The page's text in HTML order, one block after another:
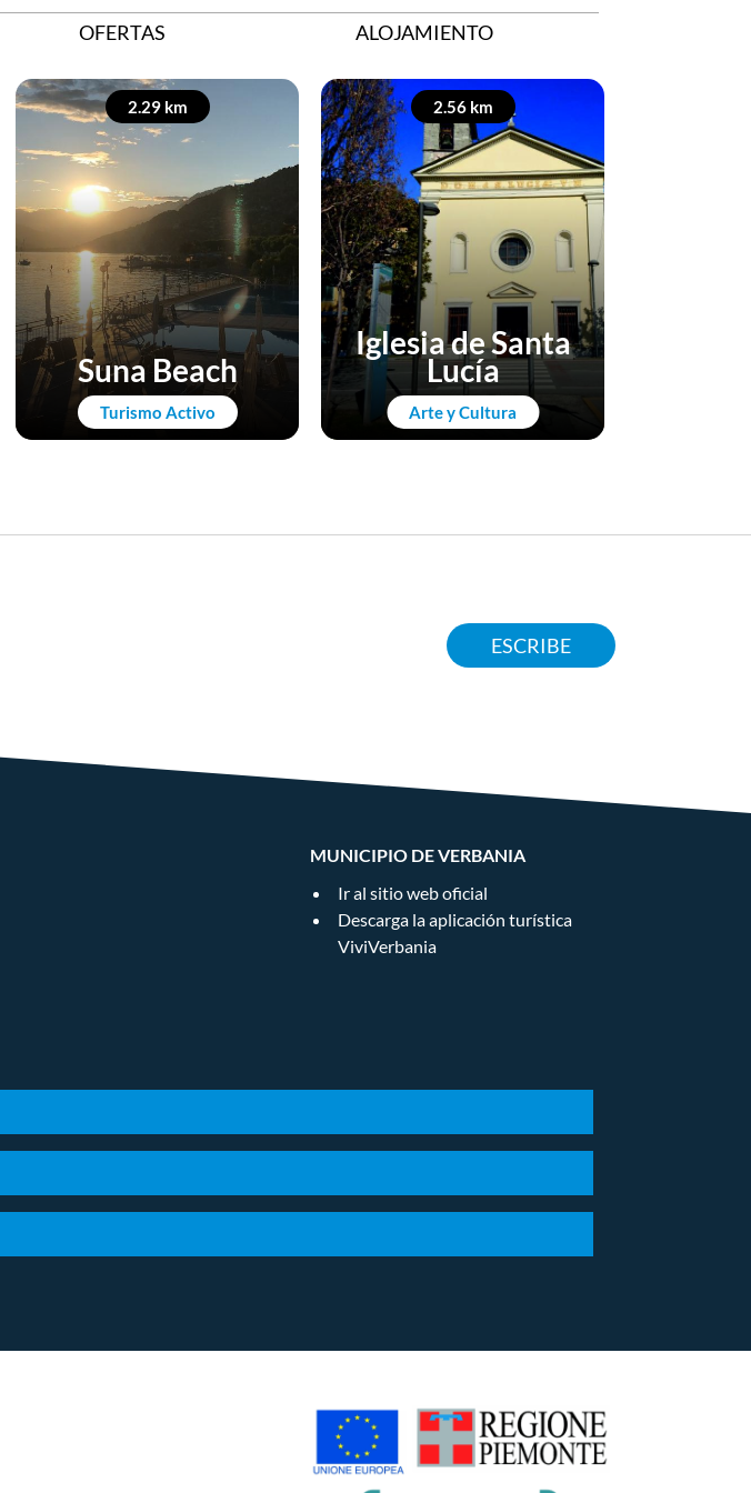
OFERTAS ALOJAMIENTO
2.29 km
Turismo Activo
Suna Beach
2.56 km
Arte y Cultura
Iglesia de Santa
Lucía
ESCRIBE
MUNICIPIO DE VERBANIA
Ir al sitio web oficial
Descarga la aplicación turística
ViviVerbania